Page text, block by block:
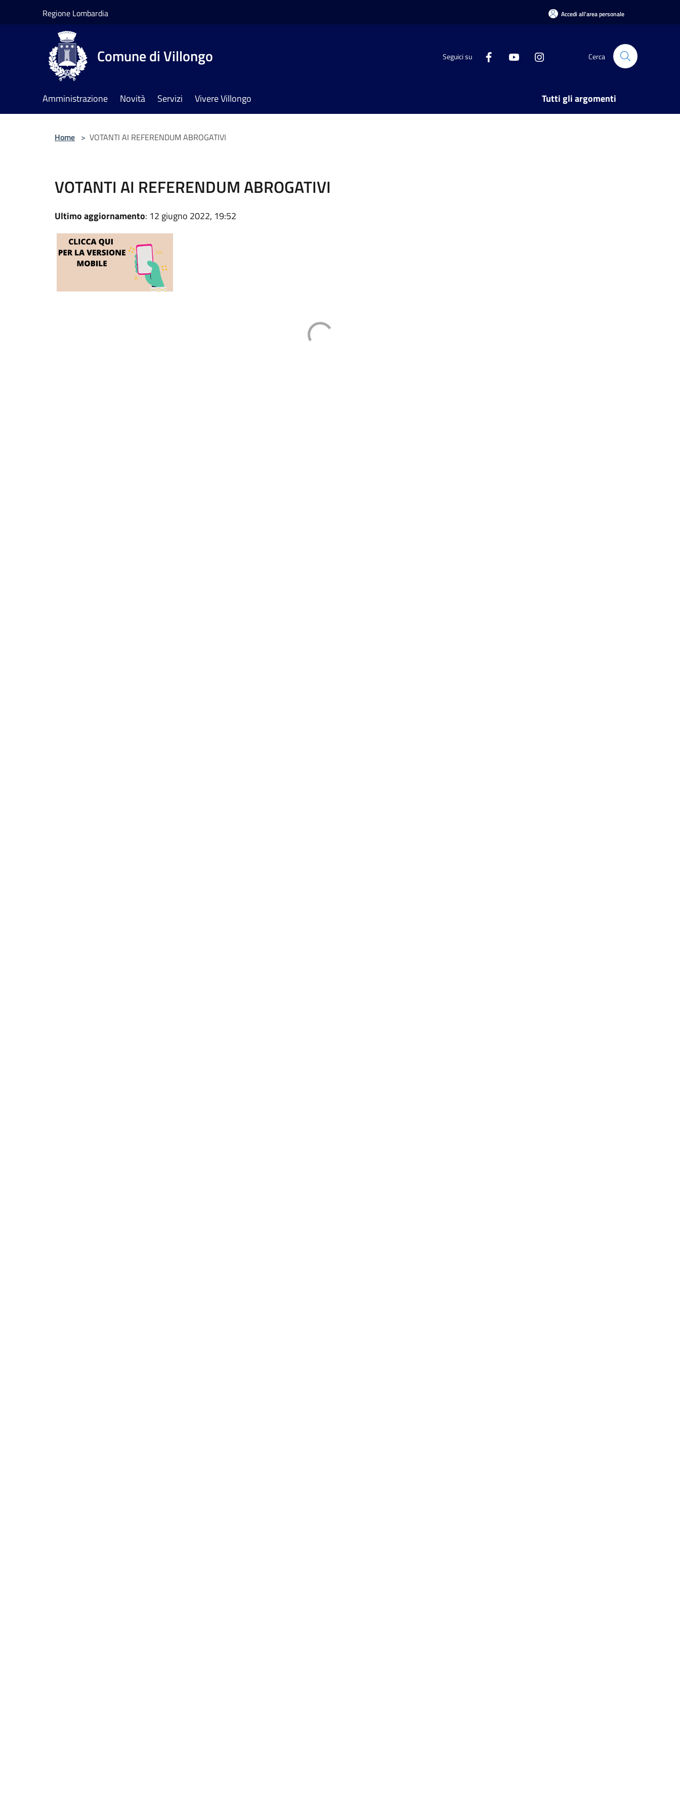
Regione Lombardia Accedi all'area personale
Comune di Villongo Seguici su Cerca
Amministrazione Novità Servizi Vivere Villongo Tutti gli argomenti
Home > VOTANTI AI REFERENDUM ABROGATIVI
VOTANTI AI REFERENDUM ABROGATIVI
Ultimo aggiornamento: 12 giugno 2022, 19:52